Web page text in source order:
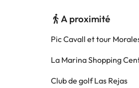
A proximité
Pic Cavall et tour
La Marina Shopping
Club de golf Las Rejas